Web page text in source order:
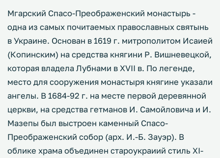
Мгарский Спасо-Преображенский монастырь -
одна из самых почитаемых православных святынь
в Украине. Основан в 1619 г. митрополитом Исаией
(Копинским) на средства княгини Р. Вишневецкой,
которая владела Лубнами в XVII в. По легенде,
место для сооружения монастыря княгине указали
ангелы. В 1684-92 г. на месте первой деревянной
церкви, на средства гетманов И. Самойловича и И.
Мазепы был выстроен каменный Спасо-
Преображенский собор (арх. И.-Б. Зауэр). В
облике храма объединен староукраиий стиль XI-